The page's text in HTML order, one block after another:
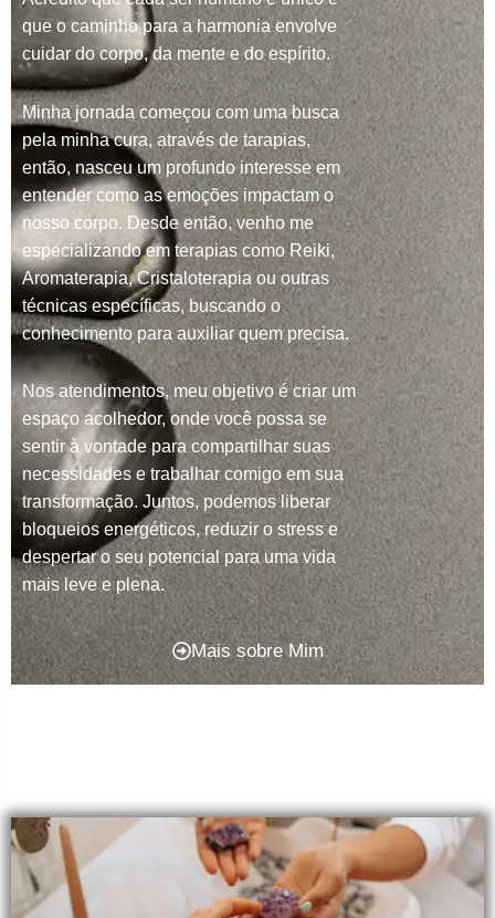
que o caminho para a harmonia envolve
cuidar do corpo, da mente e do espírito.
Minha jornada começou com uma busca
pela minha cura, através de tarapias,
então, nasceu um profundo interesse em
entender como as emoções impactam o
nosso corpo. Desde então, venho me
especializando em terapias como Reiki,
Aromaterapia, Cristaloterapia ou outras
técnicas específicas, buscando o
conhecimento para auxiliar quem precisa.
Nos atendimentos, meu objetivo é criar um
espaço acolhedor, onde você possa se
sentir à vontade para compartilhar suas
necessidades e trabalhar comigo em sua
transformação. Juntos, podemos liberar
bloqueios energéticos, reduzir o stress e
despertar o seu potencial para uma vida
mais leve e plena.
Mais sobre Mim